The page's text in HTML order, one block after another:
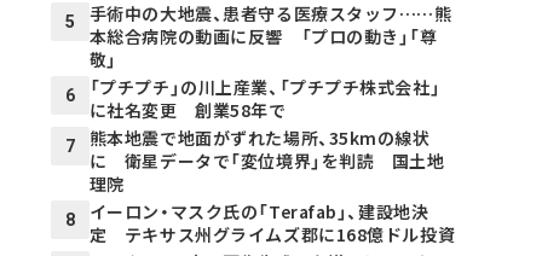
5
手術中の大地震、患者守る医療スタッフ……熊
本総合病院の動画に反響 「プロの動き」「尊
敬」
6
「プチプチ」の川上産業、「プチプチ株式会社」
に社名変更 創業58年で
7
熊本地震で地面がずれた場所、35kmの線状
に 衛星データで「変位境界」を判読 国土地
理院
8
イーロン・マスク氏の「Terafab」、建設地決
定 テキサス州グライムズ郡に168億ドル投資